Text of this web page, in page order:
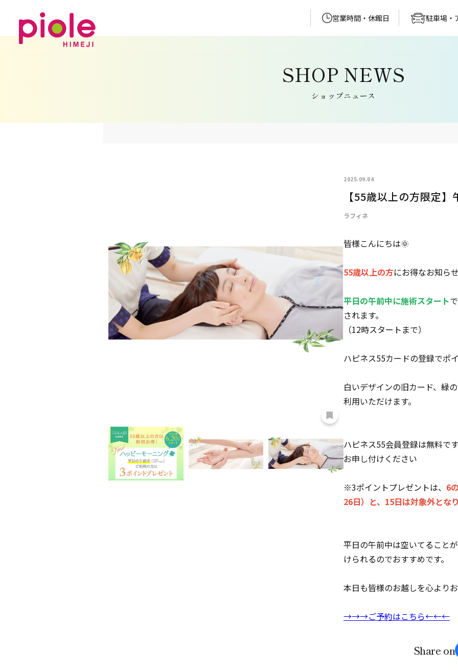
営業時間・休館日 駐車場・
ショップニュース
2025.09.04
【55歳以上の方限定
ラフィネ
皆様こんにちは🌞
55歳以上の方にお得なお知ら
平日の午前中に施術スタート
されます。
（12時スタートまで）
ハピネス55カードの登録でポ
白いデザインの旧カード、緑
利用いただけます。
ハピネス55会員登録は無料で
お申し付けください
※3ポイントプレゼントは、 6
26日）と、15日は対象外とな
平日の午前中は空いてること
けられるのでおすすめです。
本日も皆様のお越しを心より
→→→ご予約はこちら←←←
Share on